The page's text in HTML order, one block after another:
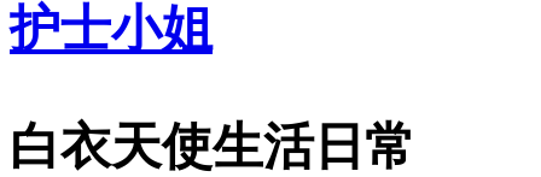
护士小姐
白衣天使生活日常